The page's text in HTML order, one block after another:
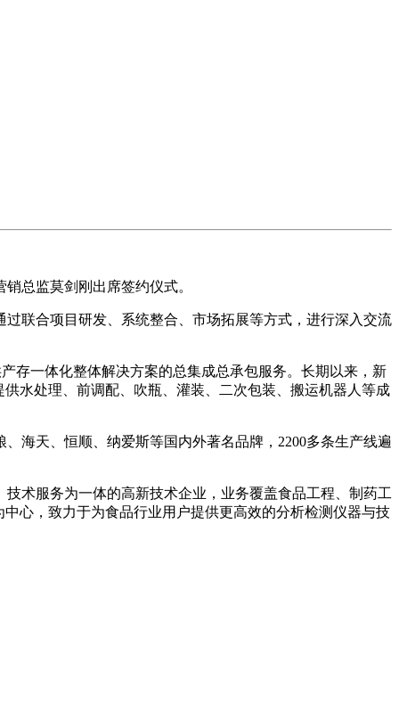
总监莫剑刚出席签约仪式。
联合项目研发、系统整合、市场拓展等方式，进行深入交流
一体化整体解决方案的总集成总承包服务。长期以来，新
水处理、前调配、吹瓶、灌装、二次包装、搬运机器人等成
海天、恒顺、纳爱斯等国内外著名品牌，2200多条生产线遍
术服务为一体的高新技术企业，业务覆盖食品工程、制药工
心，致力于为食品行业用户提供更高效的分析检测仪器与技